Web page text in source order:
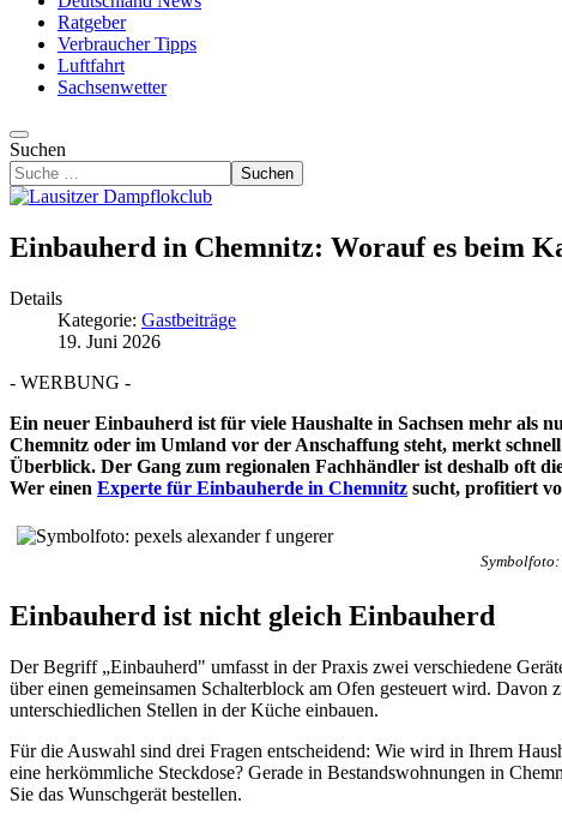
Ratgeber
Verbraucher Tipps
Luftfahrt
Sachsenwetter
Suchen
Suchen
Einbauherd in Chemnitz: Worauf es beim
Details
Kategorie: Gastbeiträge
19. Juni 2026
- WERBUNG -
Ein neuer Einbauherd ist für viele Haushalte in Sachsen mehr als
Chemnitz oder im Umland vor der Anschaffung steht, merkt
Überblick. Der Gang zum regionalen Fachhändler ist deshalb oft
Wer einen Experte für Einbauherde in Chemnitz sucht, profitiert
Einbauherd ist nicht gleich Einbauherd
Der Begriff „Einbauherd" umfasst in der Praxis zwei verschiedene
über einen gemeinsamen Schalterblock am Ofen gesteuert wird.
unterschiedlichen Stellen in der Küche einbauen.
Für die Auswahl sind drei Fragen entscheidend: Wie wird in Ihrem
eine herkömmliche Steckdose? Gerade in Bestandswohnungen in
Sie das Wunschgerät bestellen.